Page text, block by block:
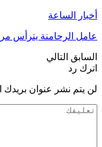
أخبار الساعة
عامل الرحامنة يترأس
السابق التالي
اترك رد
لن يتم نشر عنوان بريدك